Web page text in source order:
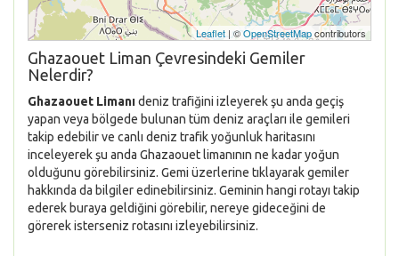
Leaflet | ©OpenStreetMapcontributors
Ghazaouet Liman Çevresindeki Gemiler
Nelerdir?
Ghazaouet Limanıdeniz trafiğini izleyerek şu anda geçiş
yapan veya bölgede bulunan tüm deniz araçları ile gemileri
takip edebilir ve canlı deniz trafik yoğunluk haritasını
inceleyerek şu anda Ghazaouet limanının ne kadar yoğun
olduğunu görebilirsiniz. Gemi üzerlerine tıklayarak gemiler
hakkında da bilgiler edinebilirsiniz. Geminin hangi rotayı takip
ederek buraya geldiğini görebilir, nereye gideceğini de
görerek isterseniz rotasını izleyebilirsiniz.